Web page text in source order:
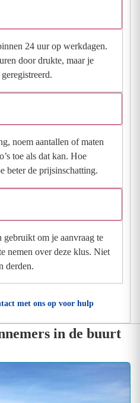
24 uur op werkdagen.
door drukte, maar je
noem aantallen of maten
toe als dat kan. Hoe
beter de prijsinschatting.
gebruikt om je aanvraag te
nemen over deze klus. Niet
derden.
met ons op voor hulp
in de buurt